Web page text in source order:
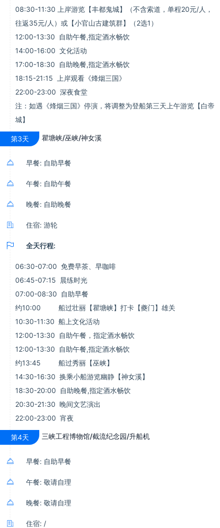
08:30-11:30 上岸游览【丰都鬼城】（不含索道，单程20元/人，
往返35元/人）或【小官山古建筑群】（2选1）
12:00-13:30 自助午餐,指定酒水畅饮
14:00-16:00 文化活动
17:00-18:30 自助晚餐,指定酒水畅饮
18:15-21:15 上岸观看《烽烟三国》
22:00-23:00 深夜食堂
注：如遇《烽烟三国》停演，将调整为登船第三天上午游览【白帝
城】
第3天 瞿塘峡/巫峡/神女溪
 早餐: 自助早餐
 午餐: 自助午餐
 晚餐: 自助晚餐
 住宿: 游轮
 全天行程:
06:30-07:00 免费早茶、早咖啡
06:45-07:15 晨练时光
07:00-08:30 自助早餐
约10:00 船过壮丽【瞿塘峡】打卡【夔门】雄关
10:30-11:30 船上文化活动
12:00-13:30 自助午餐，指定酒水畅饮
12:00-13:30 自助午餐,指定酒水畅饮
约13:45 船过秀丽【巫峡】
14:30-16:30 换乘小船游览幽静【神女溪】
18:30-20:00 自助晚餐,指定酒水畅饮
20:30-21:30 晚间文艺演出
22:00-23:00 宵夜
第4天 三峡工程博物馆/截流纪念园/升船机
 早餐: 自助早餐
 午餐: 敬请自理
 晚餐: 敬请自理
 住宿: /